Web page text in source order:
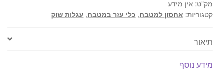
קומות
מק"ט: אין מידע
קטגוריות: אחסון למטבח, כלי עזר במטבח, עגלות שוק
תיאור
מידע נוסף